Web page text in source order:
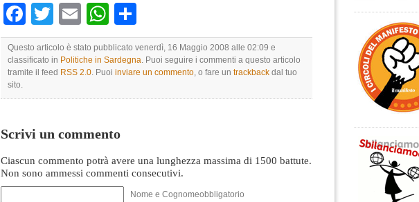
Facebook
TwitterEmailWhatsApp
Questo articolo è stato pubblicato venerdì, 16 Maggio 2008 alle 02:09 e
classificato in Politiche in Sardegna. Puoi seguire i commenti a questo articolo
tramite il feed RSS 2.0. Puoi inviare un commento, o fare un trackback dal tuo
sito.
Scrivi un commento
Ciascun commento potrà avere una lunghezza massima di 1500 battute.
Non sono ammessi commenti consecutivi.
Nome e Cognomeobbligatorio